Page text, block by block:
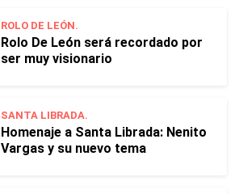
ROLO DE LEÓN.
Rolo De León será recordado por
ser muy visionario
SANTA LIBRADA.
Homenaje a Santa Librada: Nenito
Vargas y su nuevo tema